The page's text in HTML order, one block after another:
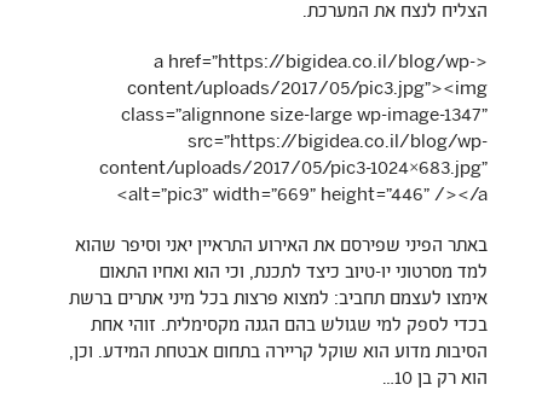
הצליח לנצח את המערכת.
<a href="https://bigidea.co.il/blog/wp-
content/uploads/2017/05/pic3.jpg"><img
class="alignnone size-large wp-image-1347"
src="https://bigidea.co.il/blog/wp-
content/uploads/2017/05/pic3-1024×683.jpg"
alt="pic3" width="669" height="446" /></a>
באתר הפיני שפירסם את האירוע התראיין יאני וסיפר שהוא
למד מסרטוני יו-טיוב כיצד לתכנת, וכי הוא ואחיו התאום
אימצו לעצמם תחביב: למצוא פרצות בכל מיני אתרים ברשת
בכדי לספק למי שגולש בהם הגנה מקסימלית. זוהי אחת
הסיבות מדוע הוא שוקל קריירה בתחום אבטחת המידע. וכן,
הוא רק בן 10…